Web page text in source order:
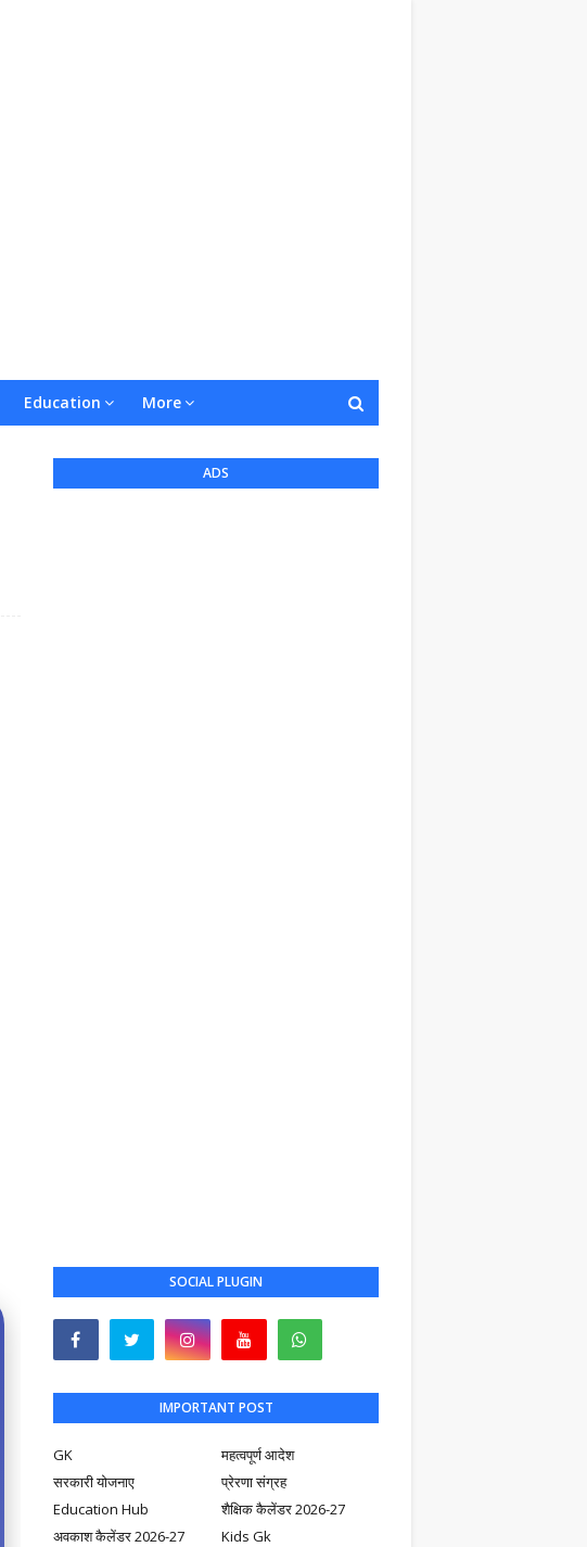
Education More
ADS
SOCIAL PLUGIN
IMPORTANT POST
GK
महत्वपूर्ण आदेश
सरकारी योजनाए
प्रेरणा संग्रह
Education Hub
शैक्षिक कैलेंडर 2026-27
अवकाश कैलेंडर 2026-27
Kids Gk